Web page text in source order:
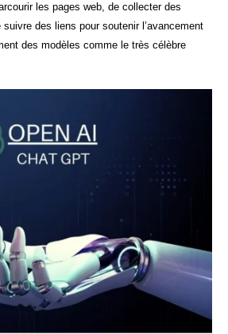
les pages web, de collecter des
des liens pour soutenir l’avancement
des modèles comme le très célèbre